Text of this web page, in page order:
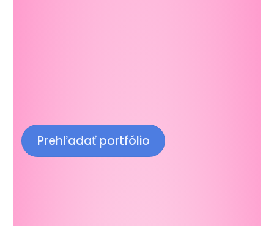
Prehľadať portfólio